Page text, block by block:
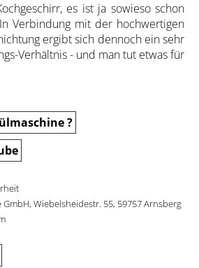
es ist ja sowieso schon
Verbindung mit der hochwertigen
ergibt sich dennoch ein sehr
Verhältnis - und man tut etwas für
?
GmbH, Wiebelsheidestr. 55, 59757 Arnsberg